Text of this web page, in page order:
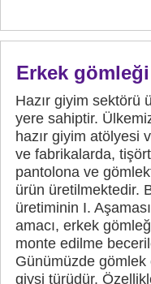
Erkek
Hazır giyim sektörü
yere sahiptir.
hazır giyim atölyesi
ve fabrikalarda,
pantolona ve
ürün üretilmektedir.
üretiminin I.
amacı, erkek
monte edilme
Günümüzde
giysi türüdür.